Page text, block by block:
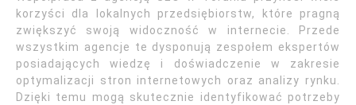
korzyści dla lokalnych przedsiębiorstw, które pragną
zwiększyć swoją widoczność w internecie. Przede
wszystkim agencje te dysponują zespołem ekspertów
posiadających wiedzę i doświadczenie w zakresie
optymalizacji stron internetowych oraz analizy rynku.
Dzięki temu mogą skutecznie identyfikować potrzeby